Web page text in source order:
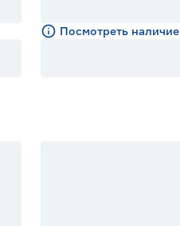
Посмотреть наличие